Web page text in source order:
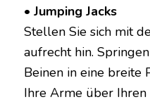
• Jumping Jacks
Stellen Sie sich mit
aufrecht hin.
Beinen in eine breite
Ihre Arme über